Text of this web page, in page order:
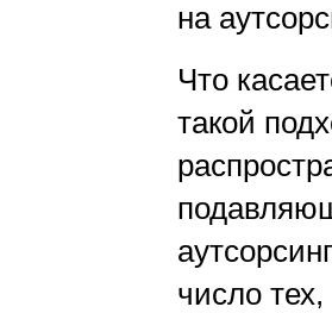
на
Что
такой
число